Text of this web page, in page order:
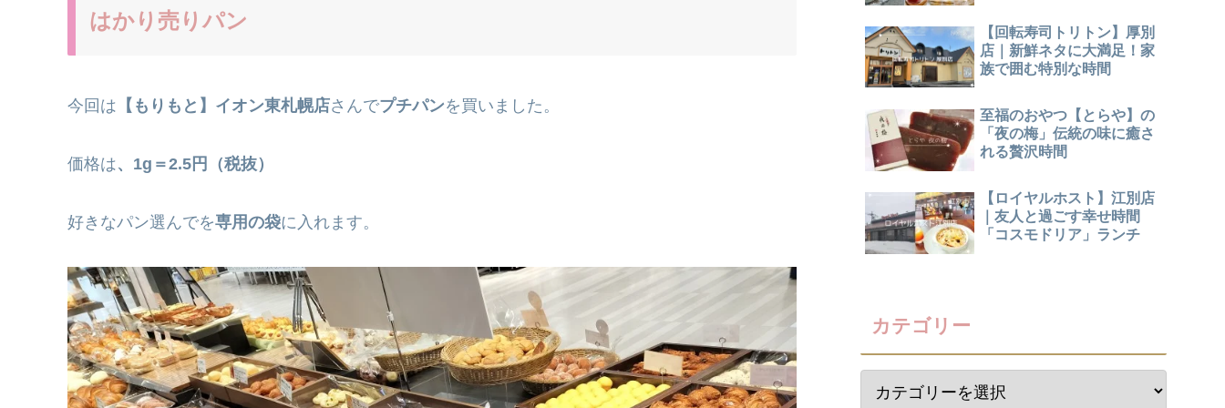
はかり売りパン
今回は 【もりもと】イオン東札幌店さんでプチパンを買いました。
価格は、1g＝2.5円（税抜）
好きなパン選んでを専用の袋に入れます。
【回転寿司トリトン】厚別
店｜新鮮ネタに大満足！家
族で囲む特別な時間
至福のおやつ【とらや】の
「夜の梅」伝統の味に癒さ
れる贅沢時間
【ロイヤルホスト】江別店
｜友人と過ごす幸せ時間
「コスモドリア」ランチ
カテゴリー